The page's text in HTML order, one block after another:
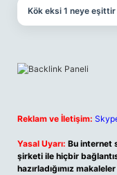
Kök eksi 1 neye eşittir
Reklam ve İletişim:
Yasal Uyarı: Bu internet
şirketi ile hiçbir
hazırladığımız